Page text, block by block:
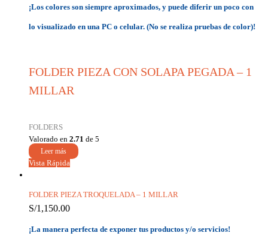
¡Los colores son siempre aproximados, y puede diferir un poco con
lo visualizado en una PC o celular. (No se realiza pruebas de color)!
FOLDER PIEZA CON SOLAPA PEGADA – 1
MILLAR
FOLDERS
Valorado en 2.71 de 5
Leer más
Vista Rápida
FOLDER PIEZA TROQUELADA – 1 MILLAR
S/1,150.00
¡La manera perfecta de exponer tus productos y/o servicios!